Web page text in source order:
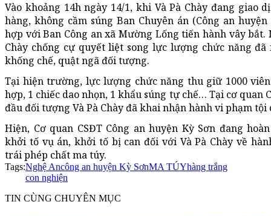
Vào khoảng 14h ngày 14/1, khi Và Pà Chày đang giao
hàng, không cầm súng Ban Chuyên án (Công an
hợp với Ban Công an xã Mường Lống tiến hành vây bắt.
Chày chống cự quyết liệt song lực lượng chức năng đã
khống chế, quật ngã đối tượng.
Tại hiện trường, lực lượng chức năng thu giữ 1000
hợp, 1 chiếc dao nhọn, 1 khẩu súng tự chế… Tại cơ quan
đầu đối tượng Và Pà Chày đã khai nhận hành vi phạm tội
Hiện, Cơ quan CSĐT Công an huyện Kỳ Sơn đang
khởi tố vụ án, khởi tố bị can đối với Và Pà Chày về
trái phép chất ma túy.
Tags:Nghệ Ancông an huyện Kỳ SơnMA TÚYhàng trắng
con nghiện
TIN CÙNG CHUYÊN MỤC